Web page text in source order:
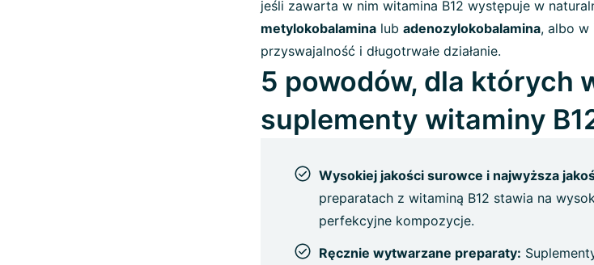
jeśli zawarta w nim witamina B12 występuje w
metylokobalamina lub adenozylokobalamina, albo w
przyswajalność i długotrwałe działanie.
5 powodów, dla których
suplementy witaminy
Wysokiej jakości surowce i najwyższa
preparatach z witaminą B12 stawia na
perfekcyjne kompozycje.
Ręcznie wytwarzane preparaty: